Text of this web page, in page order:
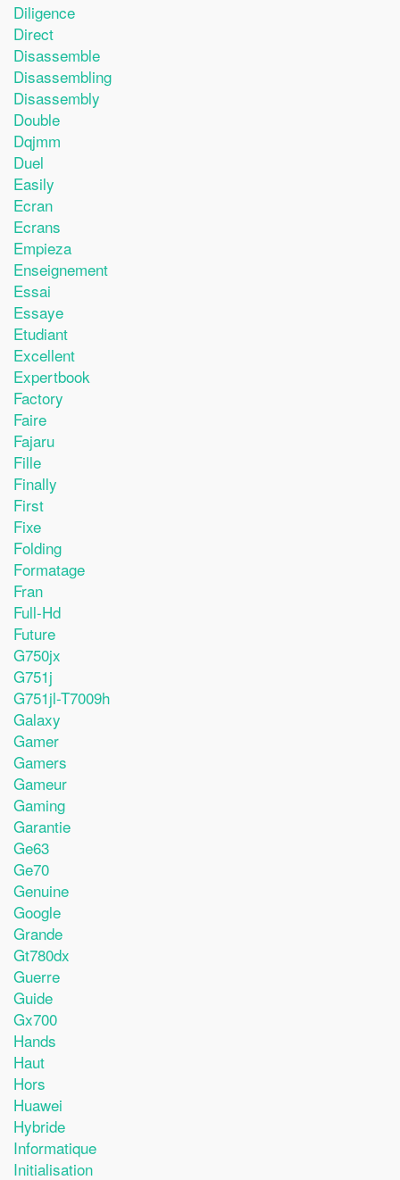
Diligence
Direct
Disassemble
Disassembling
Disassembly
Double
Dqjmm
Duel
Easily
Ecran
Ecrans
Empieza
Enseignement
Essai
Essaye
Etudiant
Excellent
Expertbook
Factory
Faire
Fajaru
Fille
Finally
First
Fixe
Folding
Formatage
Fran
Full-Hd
Future
G750jx
G751j
G751jl-T7009h
Galaxy
Gamer
Gamers
Gameur
Gaming
Garantie
Ge63
Ge70
Genuine
Google
Grande
Gt780dx
Guerre
Guide
Gx700
Hands
Haut
Hors
Huawei
Hybride
Informatique
Initialisation